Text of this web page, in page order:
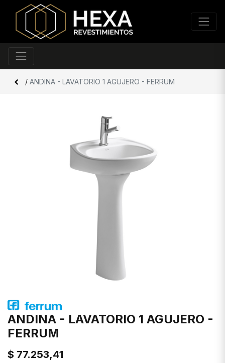
/ ANDINA - LAVATORIO 1 AGUJERO - FERRUM
ANDINA - LAVATORIO 1 AGUJERO -
FERRUM
$ 77.253,41